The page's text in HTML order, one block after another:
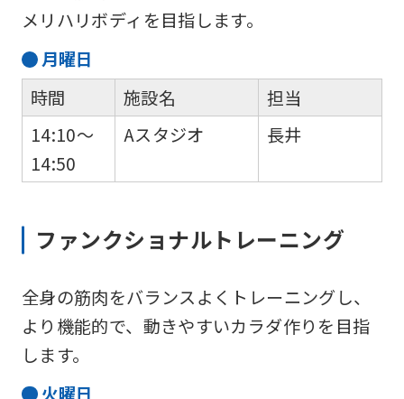
メリハリボディを目指します。
月曜日
時間
14:10～
14:50
施設名
Aスタジオ
担当
長井
ファンクショナルトレーニング
全身の筋肉をバランスよくトレーニングし、
より機能的で、動きやすいカラダ作りを目指
します。
火曜日